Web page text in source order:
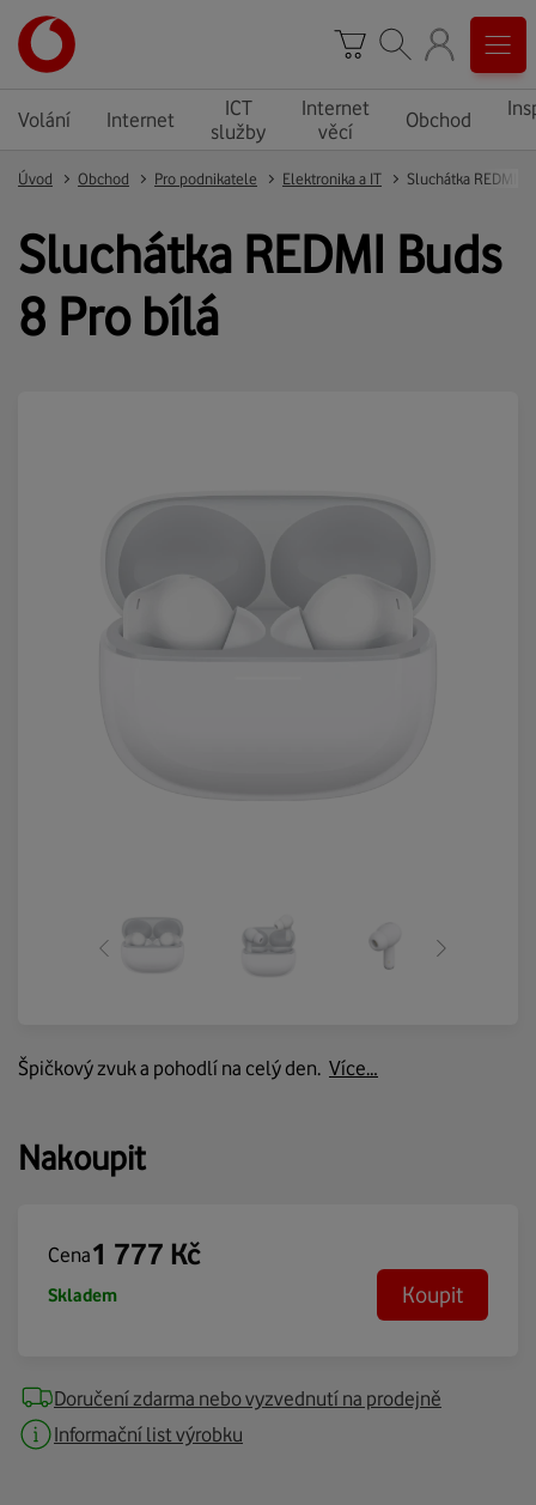
Volání Internet
ICT
služby
Internet
věcí
Obchod
Úvod Obchod Pro podnikatele Elektronika a IT
Sluchátka REDMI Buds
8 Pro bílá
Špičkový zvuk a pohodlí na celý den. Více…
Nakoupit
Cena1 777 Kč
Skladem Koupit
Doručení zdarma nebo vyzvednutí na prodejně
Informační list výrobku